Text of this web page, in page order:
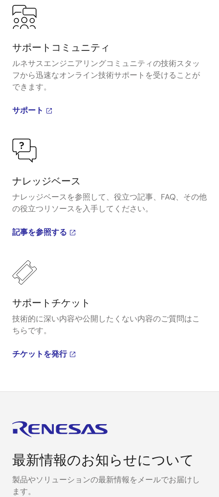
サポートコミュニティ
ルネサスエンジニアリングコミュニティの技術スタッ
フから迅速なオンライン技術サポートを受けることが
できます。
サポート
ナレッジベース
ナレッジベースを参照して、役立つ記事、FAQ、その他
の役立つリソースを入手してください。
記事を参照する
サポートチケット
技術的に深い内容や公開したくない内容のご質問はこ
ちらです。
チケットを発行
最新情報のお知らせについて
製品やソリューションの最新情報をメールでお届けし
ます。